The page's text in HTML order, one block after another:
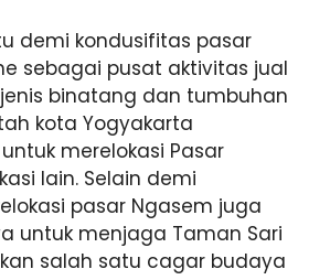
demi kondusifitas pasar
sebagai pusat aktivitas jual
binatang dan tumbuhan
kota Yogyakarta
merelokasi Pasar
lain. Selain demi
pasar Ngasem juga
untuk menjaga Taman Sari
salah satu cagar budaya